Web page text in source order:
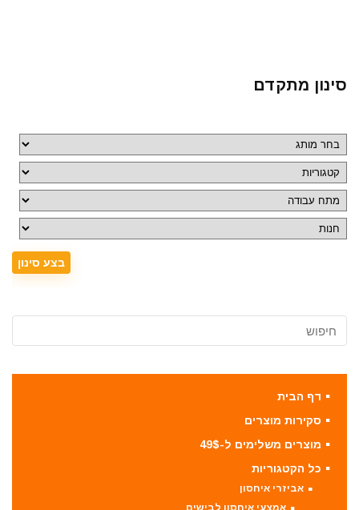
סינון מתקדם
דף הבית
סקירות מוצרים
מוצרים משלימים ל-49$
כל הקטגוריות
אביזרי איחסון
אמצעי איחסון לבישים